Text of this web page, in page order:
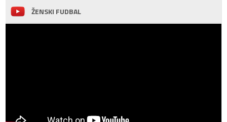
ŽENSKI FUDBAL